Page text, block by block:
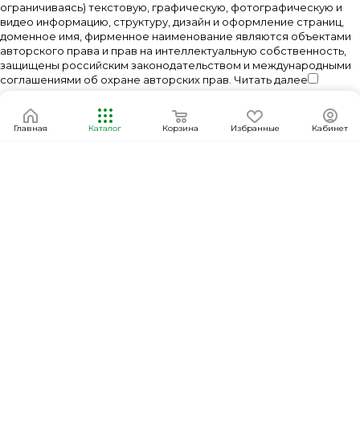
ограничиваясь) текстовую, графическую, фотографическую и
видео информацию, структуру, дизайн и оформление страниц,
доменное имя, фирменное наименование являются объектами
авторского права и прав на интеллектуальную собственность,
защищены российским законодательством и международными
соглашениями об охране авторских прав. Читать далее
Главная Каталог Корзина Избранные Кабинет